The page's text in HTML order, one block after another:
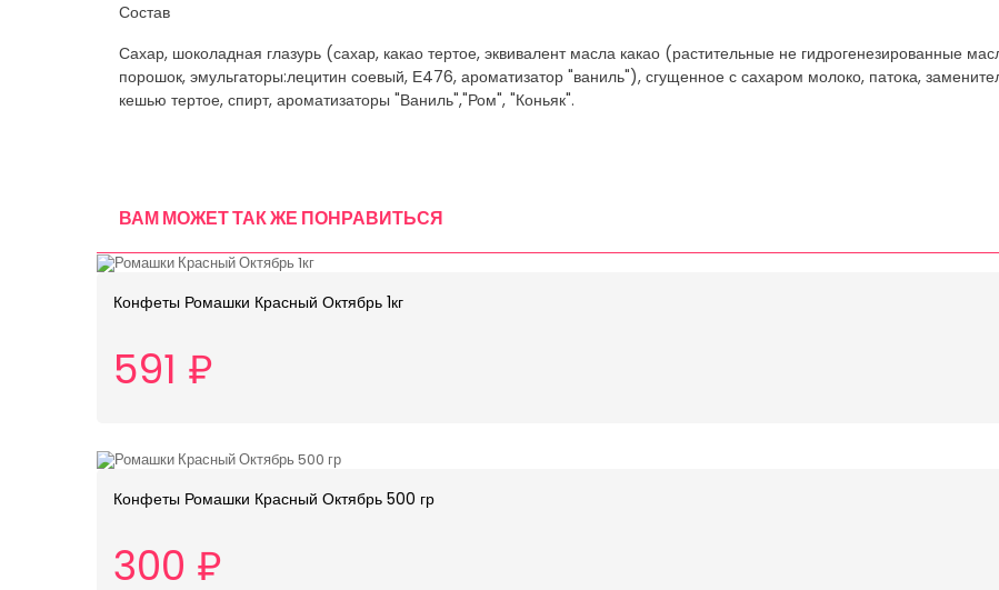
Состав
Сахар, шоколадная глазурь (сахар, какао тертое, эквивалент масла какао (растительные не гидрогенезированные
порошок, эмульгаторы:лецитин соевый, Е476, ароматизатор "ваниль"), сгущенное с сахаром молоко, патока,
кешью тертое, спирт, ароматизаторы "Ваниль","Ром", "Коньяк".
ВАМ МОЖЕТ ТАК ЖЕ ПОНРАВИТЬСЯ
Конфеты Ромашки Красный Октябрь 1кг
591 ₽
Конфеты Ромашки Красный Октябрь 500 гр
300 ₽